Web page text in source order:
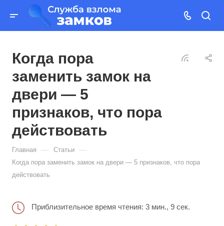
Когда пора
заменить замок на
двери — 5
признаков, что пора
действовать
Главная — Статьи —
Когда пора заменить замок на двери — 5 признаков, что пора
действовать
Приблизительное время чтения: 3 мин., 9 сек.